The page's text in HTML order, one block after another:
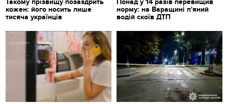
Такому прізвищу позаздрить
кожен: його носить лише
тисяча українців
Понад у 14 разів перевищив
норму: на Варащині п'яний
водій скоїв ДТП